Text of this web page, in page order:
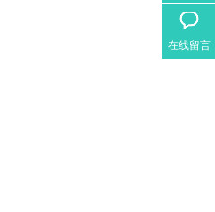
在线留言